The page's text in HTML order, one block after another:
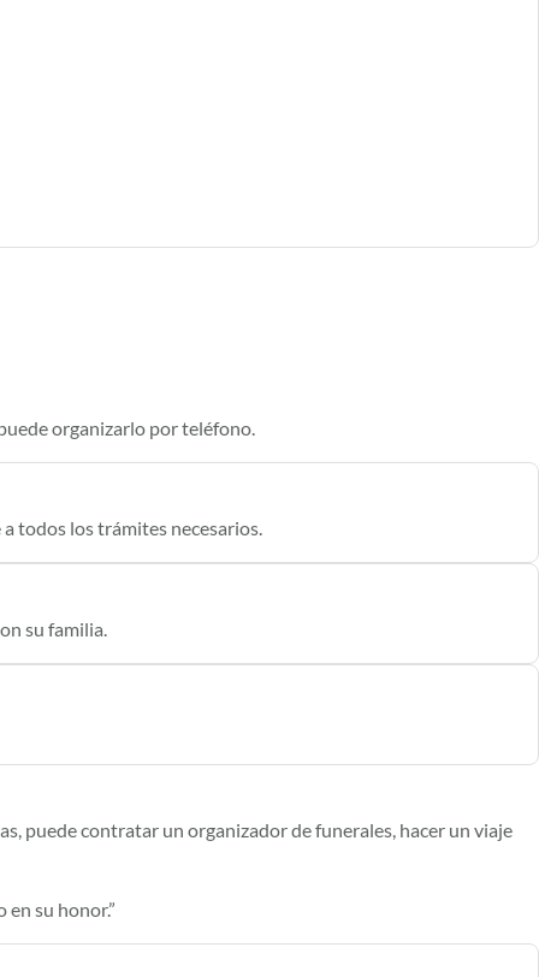
organizarlo por teléfono.
todos los trámites necesarios.
su familia.
puede contratar un organizador de funerales, hacer un viaje
su honor.”